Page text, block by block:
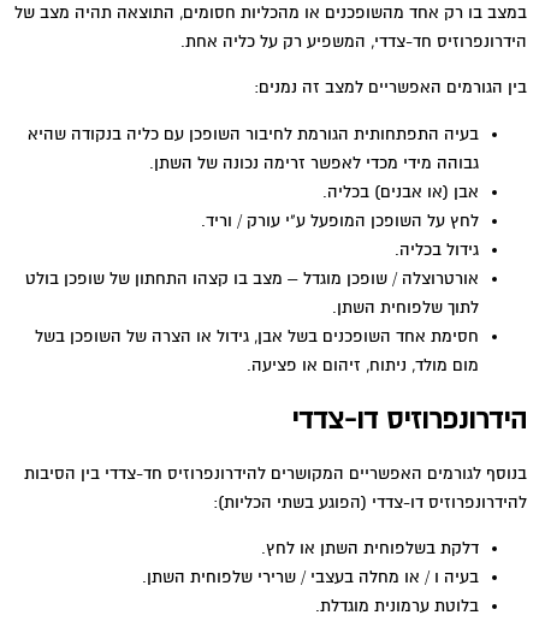
במצב בו רק אחד מהשופכנים או מהכליות חסומים, התוצאה תהיה מצב של
הידרונפרוזיס חד-צדדי, המשפיע רק על כליה אחת.
בין הגורמים האפשריים למצב זה נמנים:
בעיה התפתחותית הגורמת לחיבור השופכן עם כליה בנקודה שהיא
גבוהה מידי מכדי לאפשר זרימה נכונה של השתן.
אבן (או אבנים) בכליה.
לחץ על השופכן המופעל ע"י עורק / וריד.
גידול בכליה.
אורטרוצלה / שופכן מוגדל – מצב בו קצהו התחתון של שופכן בולט
לתוך שלפוחית השתן.
חסימת אחד השופכנים בשל אבן, גידול או הצרה של השופכן בשל
מום מולד, ניתוח, זיהום או פציעה.
הידרונפרוזיס דו-צדדי
בנוסף לגורמים האפשריים המקושרים להידרונפרוזיס חד-צדדי בין הסיבות
להידרונפרוזיס דו-צדדי (הפוגע בשתי הכליות):
דלקת בשלפוחית השתן או לחץ.
בעיה ו / או מחלה בעצבי / שרירי שלפוחית השתן.
בלוטת ערמונית מוגדלת.